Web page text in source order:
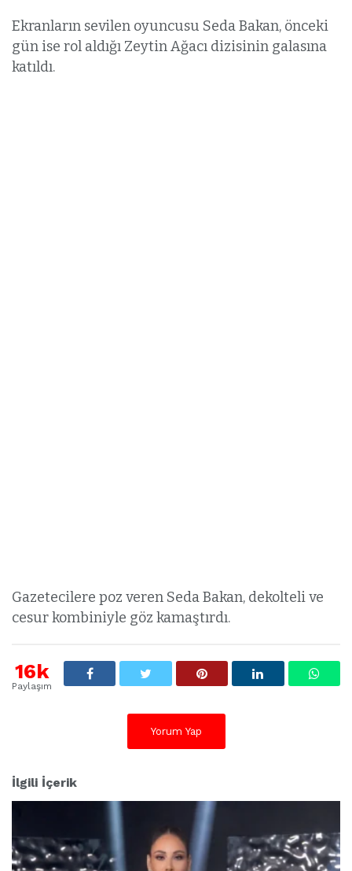
Ekranların sevilen oyuncusu Seda Bakan, önceki
gün ise rol aldığı Zeytin Ağacı dizisinin galasına
katıldı.
Gazetecilere poz veren Seda Bakan, dekolteli ve
cesur kombiniyle göz kamaştırdı.
16k
Paylaşım
Yorum Yap
İlgili İçerik